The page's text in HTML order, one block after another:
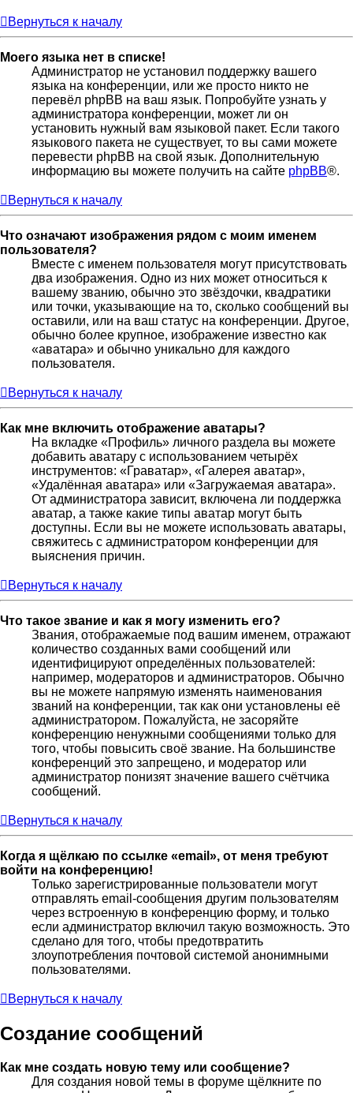
Вернуться к началу
Моего языка нет в списке!
Администратор не установил поддержку вашего
языка на конференции, или же просто никто не
перевёл phpBB на ваш язык. Попробуйте узнать у
администратора конференции, может ли он
установить нужный вам языковой пакет. Если такого
языкового пакета не существует, то вы сами можете
перевести phpBB на свой язык. Дополнительную
информацию вы можете получить на сайте phpBB®.
Вернуться к началу
Что означают изображения рядом с моим именем
пользователя?
Вместе с именем пользователя могут присутствовать
два изображения. Одно из них может относиться к
вашему званию, обычно это звёздочки, квадратики
или точки, указывающие на то, сколько сообщений вы
оставили, или на ваш статус на конференции. Другое,
обычно более крупное, изображение известно как
«аватара» и обычно уникально для каждого
пользователя.
Вернуться к началу
Как мне включить отображение аватары?
На вкладке «Профиль» личного раздела вы можете
добавить аватару с использованием четырёх
инструментов: «Граватар», «Галерея аватар»,
«Удалённая аватара» или «Загружаемая аватара».
От администратора зависит, включена ли поддержка
аватар, а также какие типы аватар могут быть
доступны. Если вы не можете использовать аватары,
свяжитесь с администратором конференции для
выяснения причин.
Вернуться к началу
Что такое звание и как я могу изменить его?
Звания, отображаемые под вашим именем, отражают
количество созданных вами сообщений или
идентифицируют определённых пользователей:
например, модераторов и администраторов. Обычно
вы не можете напрямую изменять наименования
званий на конференции, так как они установлены её
администратором. Пожалуйста, не засоряйте
конференцию ненужными сообщениями только для
того, чтобы повысить своё звание. На большинстве
конференций это запрещено, и модератор или
администратор понизят значение вашего счётчика
сообщений.
Вернуться к началу
Когда я щёлкаю по ссылке «email», от меня требуют
войти на конференцию!
Только зарегистрированные пользователи могут
отправлять email-сообщения другим пользователям
через встроенную в конференцию форму, и только
если администратор включил такую возможность. Это
сделано для того, чтобы предотвратить
злоупотребления почтовой системой анонимными
пользователями.
Вернуться к началу
Создание сообщений
Как мне создать новую тему или сообщение?
Для создания новой темы в форуме щёлкните по